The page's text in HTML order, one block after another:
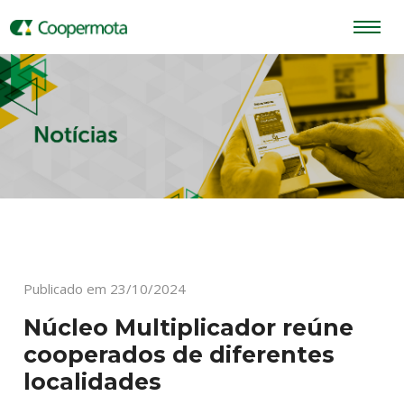
Publicado em 23/10/2024
Núcleo Multiplicador reúne
cooperados de diferentes
localidades